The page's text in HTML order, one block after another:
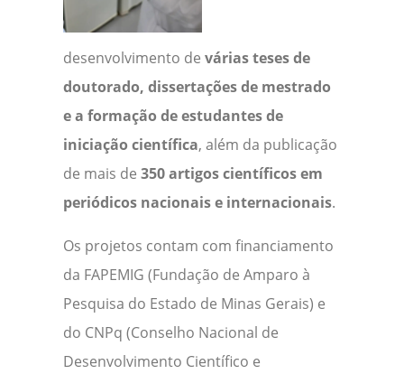
desenvolvimento de várias teses de
doutorado, dissertações de mestrado
e a formação de estudantes de
iniciação científica, além da publicação
de mais de 350 artigos científicos em
periódicos nacionais e internacionais.
Os projetos contam com financiamento
da FAPEMIG (Fundação de Amparo à
Pesquisa do Estado de Minas Gerais) e
do CNPq (Conselho Nacional de
Desenvolvimento Científico e